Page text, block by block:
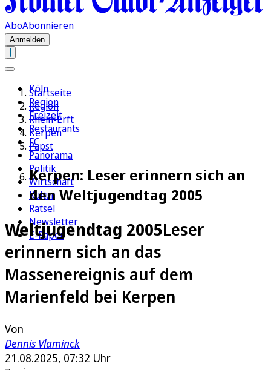
AboAbonnieren
Anmelden
Köln
Region
Freizeit
Restaurants
FC
Panorama
Politik
Wirtschaft
Kultur
Rätsel
Newsletter
E-Paper
Startseite
Region
Rhein-Erft
Kerpen
Papst
Kerpen: Leser erinnern sich an
den Weltjugendtag 2005
Weltjugendtag 2005Leser
erinnern sich an das
Massenereignis auf dem
Marienfeld bei Kerpen
Von
Dennis Vlaminck
21.08.2025, 07:32 Uhr